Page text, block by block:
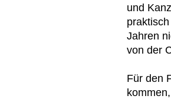
und
Jahren
von der
Für den